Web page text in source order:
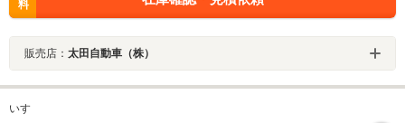
料
販売店： 太田自動車（株）
いすゞ